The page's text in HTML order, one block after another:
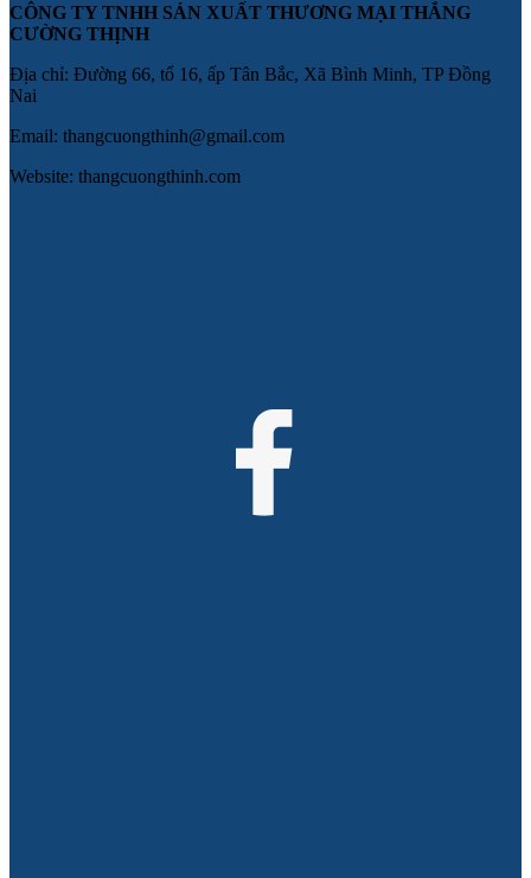
CÔNG TY TNHH SẢN XUẤT THƯƠNG MẠI THẮNG
CƯỜNG THỊNH
Địa chỉ: Đường 66, tổ 16, ấp Tân Bắc, Xã Bình Minh, TP Đồng
Nai
Email: thangcuongthinh@gmail.com
Website: thangcuongthinh.com